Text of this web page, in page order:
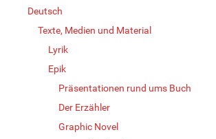
Deutsch
Texte, Medien und Material
Lyrik
Epik
Präsentationen rund ums Buch
Der Erzähler
Graphic Novel